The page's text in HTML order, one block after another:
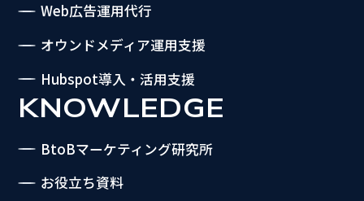
Web広告運用代行
オウンドメディア運用支援
Hubspot導入・活用支援
KNOWLEDGE
BtoBマーケティング研究所
お役立ち資料